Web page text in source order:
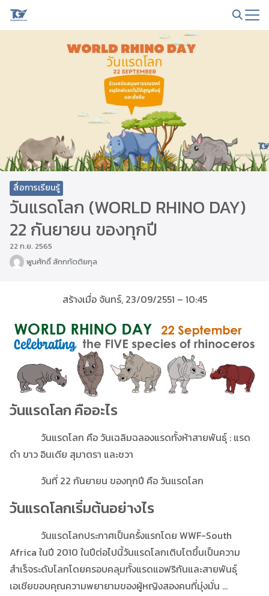
Skip
สื่อการเรียนรู้
วันแรดโลก (WORLD RHINO DAY)
22 กันยายน ของทุกปี
22 ก.ย. 2565
พูนศักดิ์ สักกทัตติยกุล
สร้างเมื่อ จันทร์, 23/09/2551 – 10:45
วันแรดโลก คืออะไร
วันแรดโลก คือ วันเฉลิมฉลองแรดทั้งห้าสายพันธุ์ : แรด
ดำ ขาว อินเดีย สุมาตรา และชวา
วันที่ 22 กันยายน ของทุกปี คือ วันแรดโลก
วันแรดโลกเริ่มต้นอย่างไร
วันแรดโลกประกาศเป็นครั้งแรกโดย WWF-South
Africa ในปี 2010 ในปีต่อไปนี้วันแรดโลกเติบโตขึ้นเป็นความ
สำเร็จระดับโลกโดยครอบคลุมทั้งแรดแอฟริกันและสายพันธุ์
เอเชียขอบคุณความพยายามของผู้หญิงสองคนที่มุ่งมั่น …